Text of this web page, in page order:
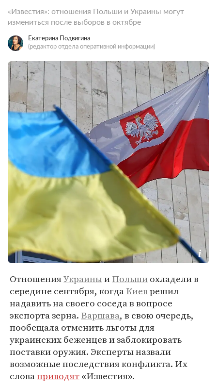
«Известия»: отношения Польши и Украины могут
измениться после выборов в октябре
Екатерина Подвигина
(редактор отдела оперативной информации)
ОтношенияУкраиныиПольшиохладели в
середине сентября, когдаКиеврешил
надавить на своего соседа в вопросе
экспорта зерна. Варшава, в свою очередь,
пообещала отменить льготы для
украинских беженцев и заблокировать
поставки оружия. Эксперты назвали
возможные последствия конфликта. Их
словаприводят«Известия».